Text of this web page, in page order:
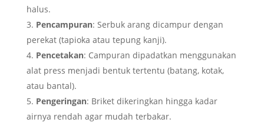
halus.
Pencampuran: Serbuk arang dicampur dengan
perekat (tapioka atau tepung kanji).
Pencetakan: Campuran dipadatkan menggunakan
alat press menjadi bentuk tertentu (batang, kotak,
atau bantal).
Pengeringan: Briket dikeringkan hingga kadar
airnya rendah agar mudah terbakar.